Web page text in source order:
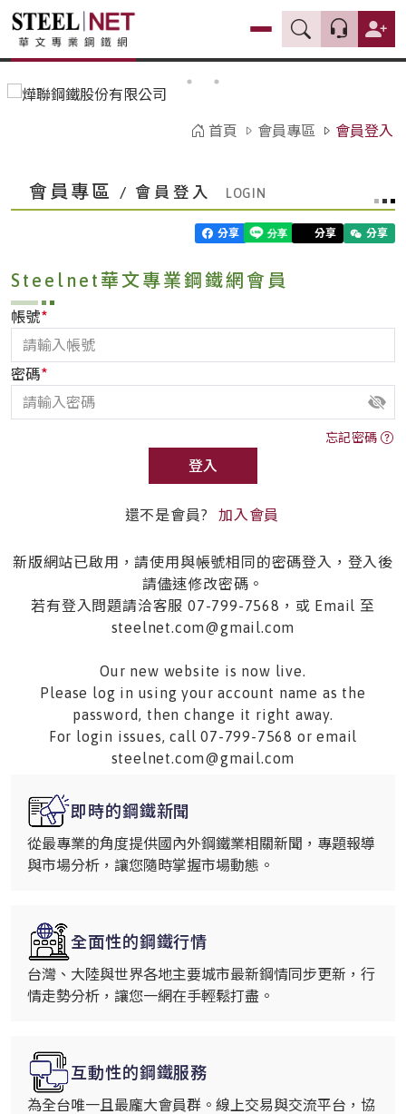
首頁 會員專區 會員登入
會員專區 / 會員登入
分享 分享 分享
Steelnet華文專業鋼鐵網會員
帳號*
密碼*
忘記密碼
登入
還不是會員? 加入會員
新版網站已啟用，請使用與帳號相同的密碼登入，登入後
請儘速修改密碼。
若有登入問題請洽客服 07-799-7568，或 Email 至
steelnet.com@gmail.com
Our new website is now live.
Please log in using your account name as the
password, then change it right away.
For login issues, call 07-799-7568 or email
steelnet.com@gmail.com
即時的鋼鐵新聞
從最專業的角度提供國內外鋼鐵業相關新聞，專題報導
與市場分析，讓您隨時掌握市場動態。
全面性的鋼鐵行情
台灣、大陸與世界各地主要城市最新鋼情同步更新，行
情走勢分析，讓您一網在手輕鬆打盡。
互動性的鋼鐵服務
為全台唯一且最龐大會員群。線上交易與交流平台，協